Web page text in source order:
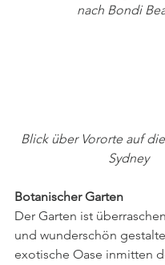
nach Bondi
Blick über Vororte auf
Sydney
Botanischer Garten
Der Garten ist
und wunderschön
exotische Oase inmitten